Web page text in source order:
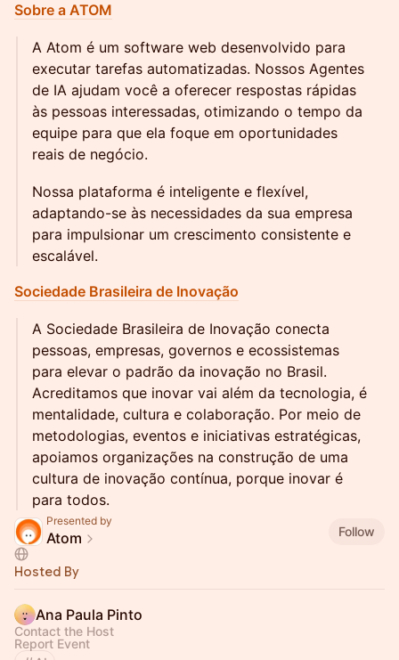
Sobre a ATOM
A Atom é um software web desenvolvido para
executar tarefas automatizadas. Nossos Agentes
de IA ajudam você a oferecer respostas rápidas
às pessoas interessadas, otimizando o tempo da
equipe para que ela foque em oportunidades
reais de negócio.
Nossa plataforma é inteligente e flexível,
adaptando-se às necessidades da sua empresa
para impulsionar um crescimento consistente e
escalável.
Sociedade Brasileira de Inovação
A Sociedade Brasileira de Inovação conecta
pessoas, empresas, governos e ecossistemas
para elevar o padrão da inovação no Brasil.
Acreditamos que inovar vai além da tecnologia, é
mentalidade, cultura e colaboração. Por meio de
metodologias, eventos e iniciativas estratégicas,
apoiamos organizações na construção de uma
cultura de inovação contínua, porque inovar é
para todos.
Presented by
Atom Follow
Hosted By
Ana Paula Pinto
Contact the Host
Report Event